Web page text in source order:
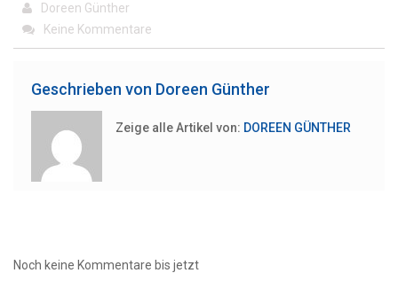
Doreen Günther
Keine Kommentare
Geschrieben von Doreen Günther
Zeige alle Artikel von: DOREEN GÜNTHER
Noch keine Kommentare bis jetzt